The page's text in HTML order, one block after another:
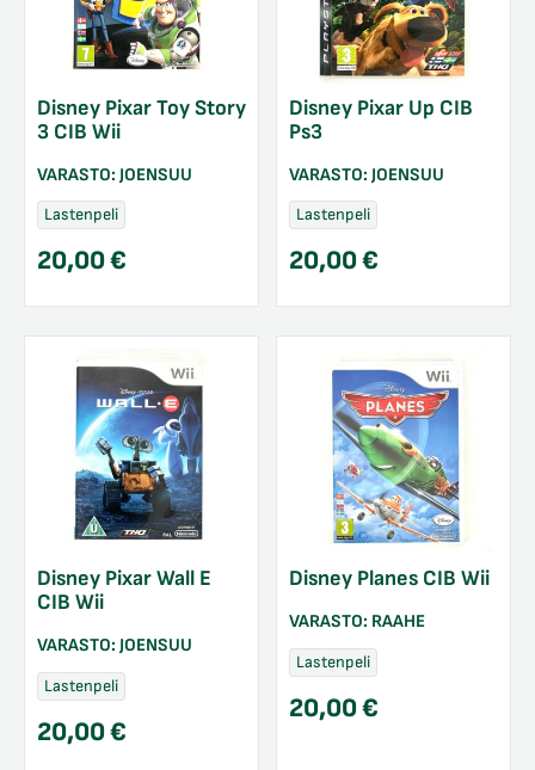
Disney Pixar Toy Story
3 CIB Wii
VARASTO: JOENSUU
Lastenpeli
20,00€
Disney Pixar Up CIB
Ps3
VARASTO: JOENSUU
Lastenpeli
20,00€
Disney Pixar Wall E
CIB Wii
VARASTO: JOENSUU
Lastenpeli
20,00€
Disney Planes CIB Wii
VARASTO: RAAHE
Lastenpeli
20,00€